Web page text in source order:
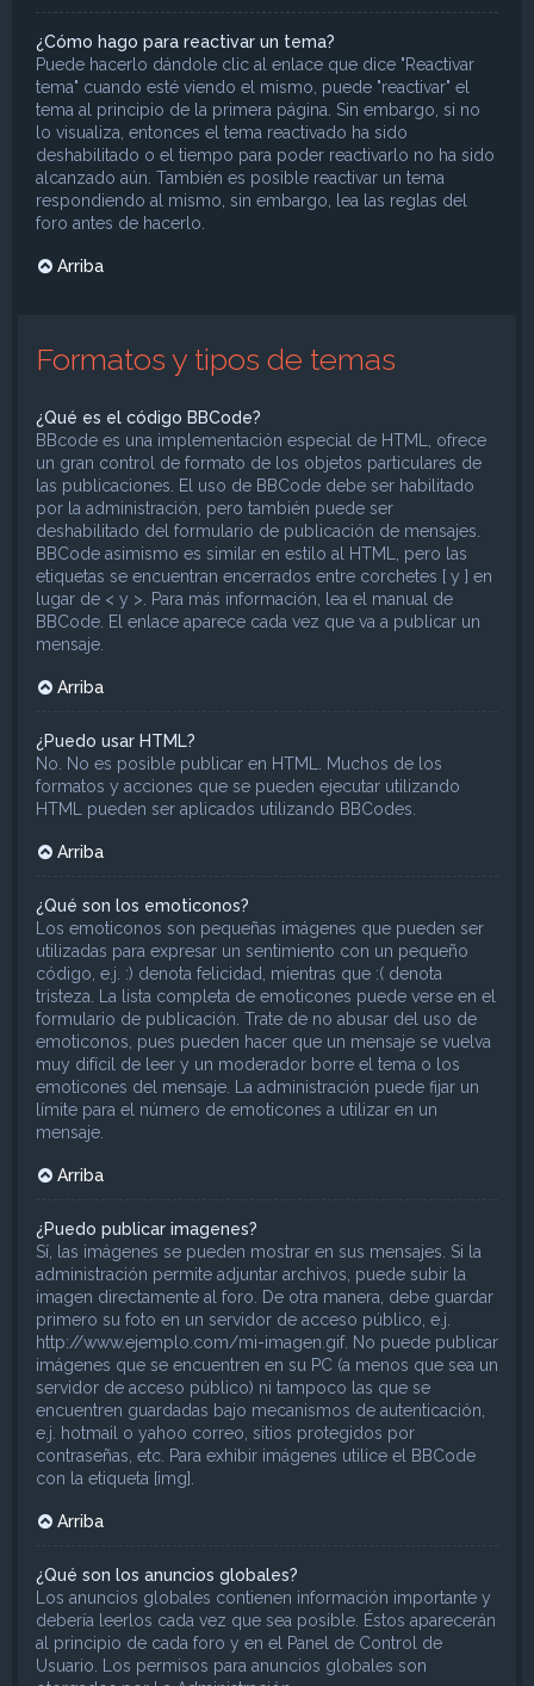
¿Cómo hago para reactivar un tema?
Puede hacerlo dándole clic al enlace que dice "Reactivar
tema" cuando esté viendo el mismo, puede "reactivar" el
tema al principio de la primera página. Sin embargo, si no
lo visualiza, entonces el tema reactivado ha sido
deshabilitado o el tiempo para poder reactivarlo no ha sido
alcanzado aún. También es posible reactivar un tema
respondiendo al mismo, sin embargo, lea las reglas del
foro antes de hacerlo.
Arriba
Formatos y tipos de temas
¿Qué es el código BBCode?
BBcode es una implementación especial de HTML, ofrece
un gran control de formato de los objetos particulares de
las publicaciones. El uso de BBCode debe ser habilitado
por la administración, pero también puede ser
deshabilitado del formulario de publicación de mensajes.
BBCode asimismo es similar en estilo al HTML, pero las
etiquetas se encuentran encerrados entre corchetes [ y ] en
lugar de < y >. Para más información, lea el manual de
BBCode. El enlace aparece cada vez que va a publicar un
mensaje.
Arriba
¿Puedo usar HTML?
No. No es posible publicar en HTML. Muchos de los
formatos y acciones que se pueden ejecutar utilizando
HTML pueden ser aplicados utilizando BBCodes.
Arriba
¿Qué son los emoticonos?
Los emoticonos son pequeñas imágenes que pueden ser
utilizadas para expresar un sentimiento con un pequeño
código, e.j. :) denota felicidad, mientras que :( denota
tristeza. La lista completa de emoticones puede verse en el
formulario de publicación. Trate de no abusar del uso de
emoticonos, pues pueden hacer que un mensaje se vuelva
muy difícil de leer y un moderador borre el tema o los
emoticones del mensaje. La administración puede fijar un
límite para el número de emoticones a utilizar en un
mensaje.
Arriba
¿Puedo publicar imagenes?
Sí, las imágenes se pueden mostrar en sus mensajes. Si la
administración permite adjuntar archivos, puede subir la
imagen directamente al foro. De otra manera, debe guardar
primero su foto en un servidor de acceso público, e.j.
http://www.ejemplo.com/mi-imagen.gif. No puede publicar
imágenes que se encuentren en su PC (a menos que sea un
servidor de acceso público) ni tampoco las que se
encuentren guardadas bajo mecanismos de autenticación,
e.j. hotmail o yahoo correo, sitios protegidos por
contraseñas, etc. Para exhibir imágenes utilice el BBCode
con la etiqueta [img].
Arriba
¿Qué son los anuncios globales?
Los anuncios globales contienen información importante y
debería leerlos cada vez que sea posible. Éstos aparecerán
al principio de cada foro y en el Panel de Control de
Usuario. Los permisos para anuncios globales son